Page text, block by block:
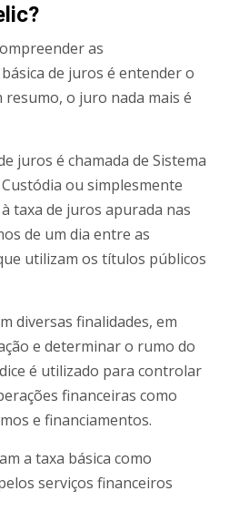
as
de juros é entender o
resumo, o juro nada mais é
juros é chamada de Sistema
ou simplesmente
taxa de juros apurada nas
de um dia entre as
utilizam os títulos públicos
diversas finalidades, em
e determinar o rumo do
é utilizado para controlar
financeiras como
e financiamentos.
a taxa básica como
serviços financeiros